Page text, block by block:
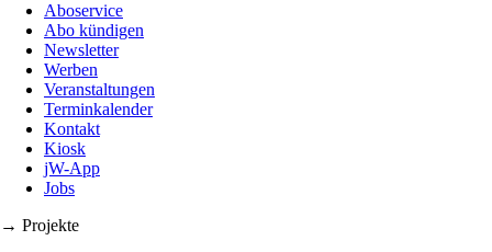
Aboservice
Abo kündigen
Newsletter
Werben
Veranstaltungen
Terminkalender
Kontakt
Kiosk
jW-App
Jobs
→ Projekte